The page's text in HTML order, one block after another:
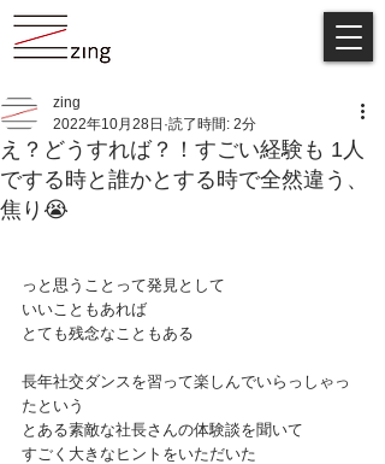
え？どうすれば？！すごい経験も 1人
でする時と誰かとする時で全然違う、
焦り😭
zing
2022年10月28日 読了時間: 2分
っと思うことって発見として
いいこともあれば
とても残念なこともある
長年社交ダンスを習って楽しんでいらっしゃっ
たという
とある素敵な社長さんの体験談を聞いて
すごく大きなヒントをいただいた